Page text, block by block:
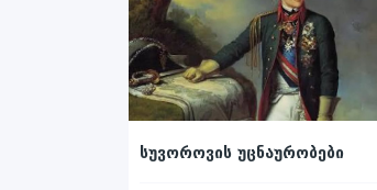
სუვოროვის უცნაურობები